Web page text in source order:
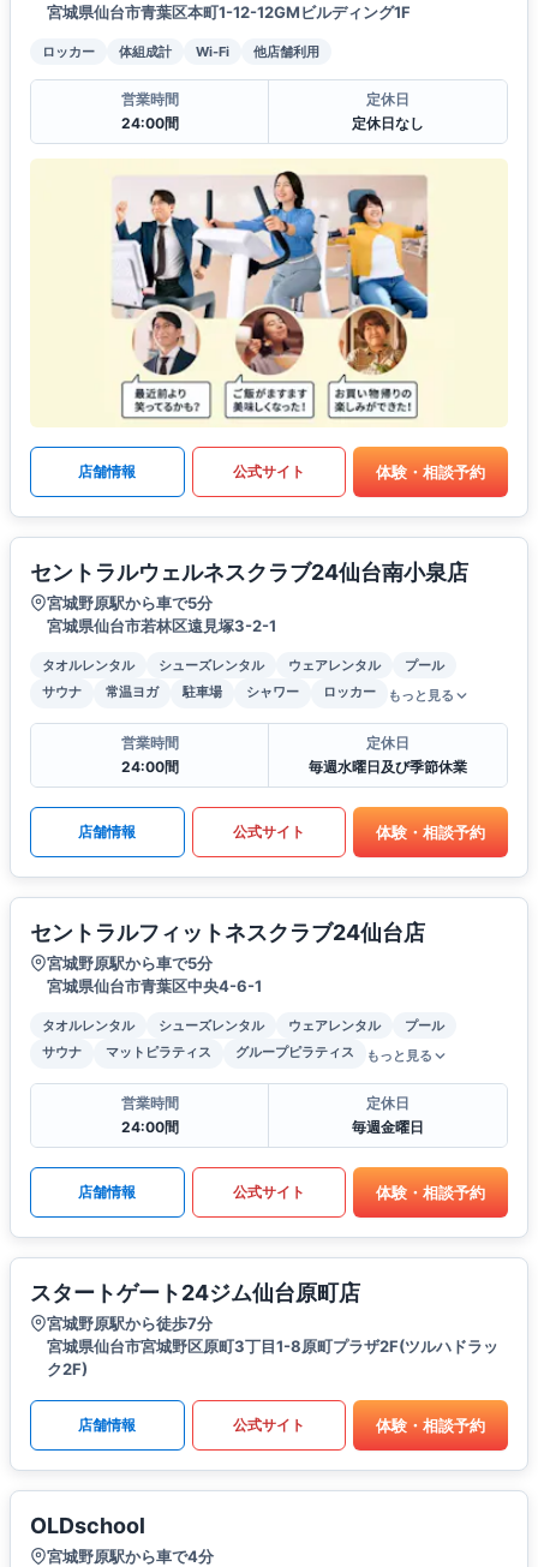
宮城県仙台市青葉区本町1-12-12GMビルディング1F
ロッカー 体組成計 Wi-Fi 他店舗利用
営業時間
24:00間
定休日
定休日なし
店舗情報 公式サイト 体験・相談予約
セントラルウェルネスクラブ24仙台南小泉店
宮城野原駅から車で5分
宮城県仙台市若林区遠見塚3-2-1
タオルレンタル シューズレンタル ウェアレンタル
プール
サウナ
常温ヨガ 駐車場 シャワー ロッカー もっと見る
営業時間
24:00間
定休日
毎週水曜日及び季節休業
店舗情報 公式サイト 体験・相談予約
セントラルフィットネスクラブ24仙台店
宮城野原駅から車で5分
宮城県仙台市青葉区中央4-6-1
タオルレンタル シューズレンタル ウェアレンタル
プール
サウナ
マットピラティス グループピラティス もっと見る
営業時間
24:00間
定休日
毎週金曜日
店舗情報 公式サイト 体験・相談予約
スタートゲート24ジム仙台原町店
宮城野原駅から徒歩7分
宮城県仙台市宮城野区原町3丁目1-8原町プラザ2F(ツルハドラッ
ク2F)
店舗情報 公式サイト 体験・相談予約
OLDschool
宮城野原駅から車で4分